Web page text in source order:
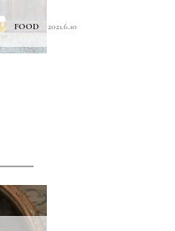
FOOD 2021.6.10